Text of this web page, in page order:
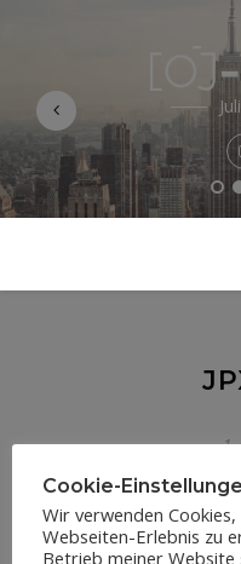
1.
Cookie-
Wir verwenden
Webseiten-Erlebnis zu
Betrieb meiner Website